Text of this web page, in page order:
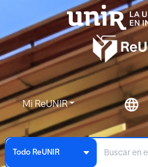
Mi ReUNIR
Todo ReUNIR